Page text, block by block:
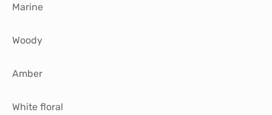
Marine
Woody
Amber
White floral